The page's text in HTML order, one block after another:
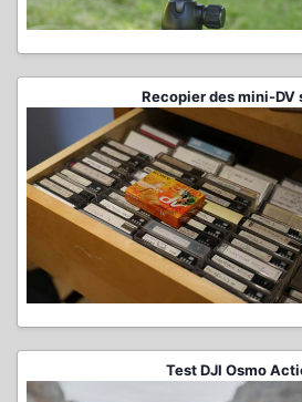
Recopier des mini-DV
Test DJI Osmo